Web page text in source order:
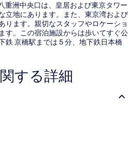
重洲中央口は、皇居および東京タワー
立地にあります。また、東京湾および
ります。親切なスタッフやロケーショ
す。この宿泊施設からは歩いてすぐ公
鉄 京橋駅までは 5 分、地下鉄日本橋
する詳細